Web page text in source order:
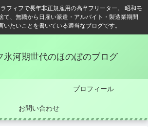
フィフで長年非正規雇用の高卒フリーター。 昭和モ
て、無職から日雇い派遣・アルバイト・製造業期間
いたいことを書いている適当なブログです。
氷河期世代のほのぼのブログ
プロフィール
お問い合わせ